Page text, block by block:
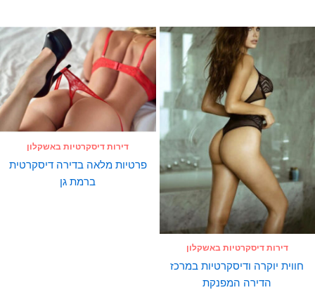
דירות דיסקרטיות באשקלון
חווית יוקרה ודיסקרטיות במרכז
הדירה המפנקת
דירות דיסקרטיות באשקלון
פרטיות מלאה בדירה דיסקרטית
ברמת גן